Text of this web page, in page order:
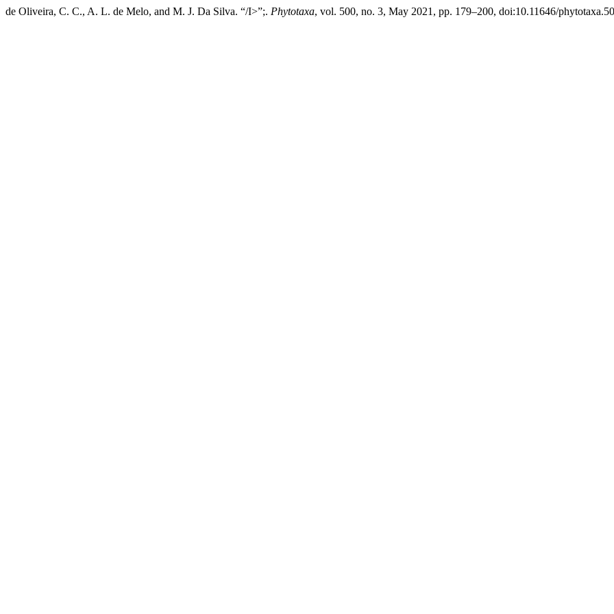
de Oliveira, C. C., A. L. de Melo, and M. J. Da Silva. “/I>”;. Phytotaxa, vol. 500, no. 3, May 2021, pp. 179–200, doi:10.11646/